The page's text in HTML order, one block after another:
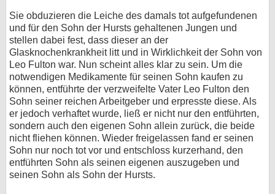
Sie obduzieren die Leiche des damals tot aufgefundenen
und für den Sohn der Hursts gehaltenen Jungen und
stellen dabei fest, dass dieser an der
Glasknochenkrankheit litt und in Wirklichkeit der Sohn von
Leo Fulton war. Nun scheint alles klar zu sein. Um die
notwendigen Medikamente für seinen Sohn kaufen zu
können, entführte der verzweifelte Vater Leo Fulton den
Sohn seiner reichen Arbeitgeber und erpresste diese. Als
er jedoch verhaftet wurde, ließ er nicht nur den entführten,
sondern auch den eigenen Sohn allein zurück, die beide
nicht fliehen können. Wieder freigelassen fand er seinen
Sohn nur noch tot vor und entschloss kurzerhand, den
entführten Sohn als seinen eigenen auszugeben und
seinen Sohn als Sohn der Hursts.